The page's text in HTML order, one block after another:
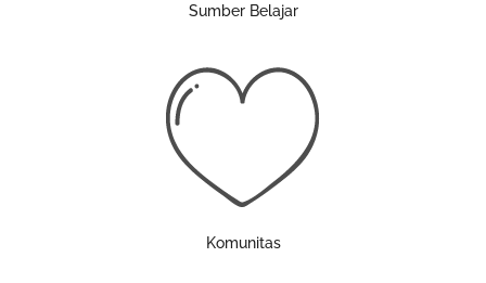
Sumber Belajar
Komunitas